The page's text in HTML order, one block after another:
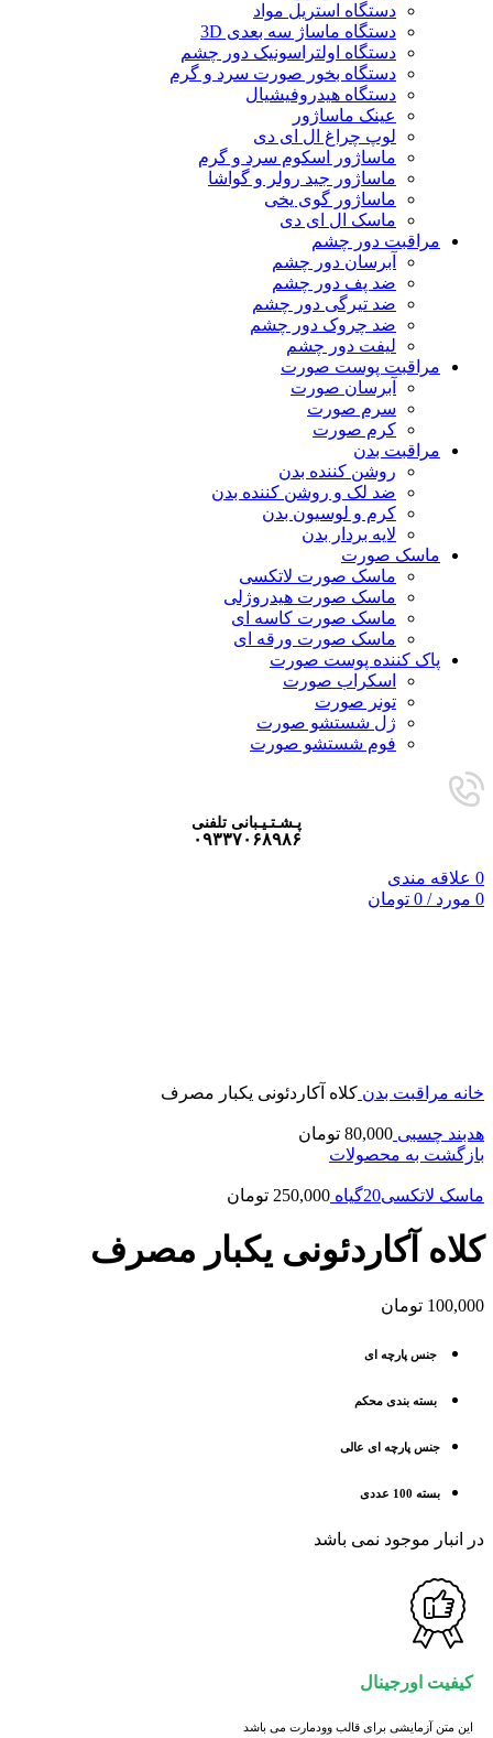
دستگاه استریل مواد
دستگاه ماساژ سه بعدی 3D
دستگاه اولتراسونیک دور چشم
دستگاه بخور صورت سرد و گرم
دستگاه هیدروفیشیال
عینک ماساژور
لوپ چراغ ال ای دی
ماساژور اسکوم سرد و گرم
ماساژور جید رولر و گواشا
ماساژور گوی یخی
ماسک ال ای دی
مراقبت دور چشم
آبرسان دور چشم
ضد پف دور چشم
ضد تیرگی دور چشم
ضد چروک دور چشم
لیفت دور چشم
مراقبت پوست صورت
آبرسان صورت
سرم صورت
کرم صورت
مراقبت بدن
روشن کننده بدن
ضد لک و روشن کننده بدن
کرم و لوسیون بدن
لایه بردار بدن
ماسک صورت
ماسک صورت لاتکسی
ماسک صورت هیدروژلی
ماسک صورت کاسه ای
ماسک صورت ورقه ای
پاک کننده پوست صورت
اسکراب صورت
تونر صورت
ژل شستشو صورت
فوم شستشو صورت
پـشـتـیـبانی تلفنی
۰۹۳۳۷۰۶۸۹۸۶
0 علاقه مندی
0 مورد /
0 تومان
خانه مراقبت بدن کلاه آکاردئونی یکبار مصرف
هدبند چسبی 80,000 تومان
بازگشت به محصولات
ماسک لاتکسی20گیاه 250,000 تومان
کلاه آکاردئونی یکبار مصرف
100,000 تومان
جنس پارچه ای
بسته بندی محکم
جنس پارچه ای عالی
بسته 100 عددی
در انبار موجود نمی باشد
کیفیت اورجینال
این متن آزمایشی برای قالب وودمارت می باشد